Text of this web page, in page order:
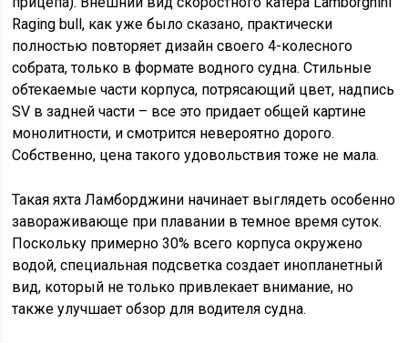
Raging bull, как уже было сказано, практически
полностью повторяет дизайн своего 4-колесного
собрата, только в формате водного судна. Стильные
обтекаемые части корпуса, потрясающий цвет, надпись
SV в задней части – все это придает общей картине
монолитности, и смотрится невероятно дорого.
Собственно, цена такого удовольствия тоже не мала.
Такая яхта Ламборджини начинает выглядеть особенно
завораживающе при плавании в темное время суток.
Поскольку примерно 30% всего корпуса окружено
водой, специальная подсветка создает инопланетный
вид, который не только привлекает внимание, но
также улучшает обзор для водителя судна.